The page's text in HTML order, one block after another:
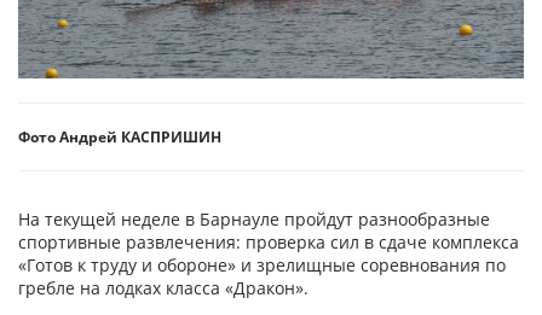
Фото Андрей КАСПРИШИН
На текущей неделе в Барнауле пройдут разнообразные
спортивные развлечения: проверка сил в сдаче комплекса
«Готов к труду и обороне» и зрелищные соревнования по
гребле на лодках класса «Дракон».